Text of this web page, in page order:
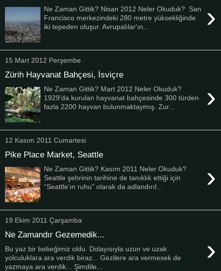
›
Ne Zaman Gittik? Nisan 2012 Neler Okuduk? San
Francisco merkezindeki 280 metre yüksekliğinde
iki tepeden oluşur. Avrupalılar'ın...
15 Mart 2012 Perşembe
Zürih Hayvanat Bahçesi, İsviçre
›
Ne Zaman Gittik? Mart 2012 Neler Okuduk?
1929'da kurulan hayvanat bahçesinde 300 türden
fazla 2200 hayvan bulunmaktaymış. Zur...
12 Kasım 2011 Cumartesi
Pike Place Market, Seattle
›
Ne Zaman Gittik? Kasım 2011 Neler Okuduk?
Seattle şehrinin tarihine de tanıklık ettiği için
“Seattle’ın ruhu” olarak da adlandırıl...
19 Ekim 2011 Çarşamba
Ne Zamandır Gezemedik... ›
Bu yaz bir bebeğimiz oldu. Dolayısıyla uzun ve uzak
yolculuklara ara verdik biraz... Gezilere ara vermesek de
yazmaya ara verdik... Şimdile...